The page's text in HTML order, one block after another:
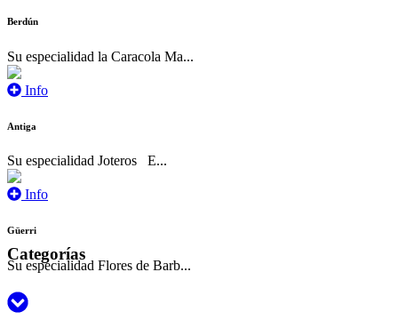
Berdún
Su especialidad la Caracola Ma...
Info
Antiga
Su especialidad Joteros E...
Info
Güerri
Su especialidad Flores de Barb...
Categorías